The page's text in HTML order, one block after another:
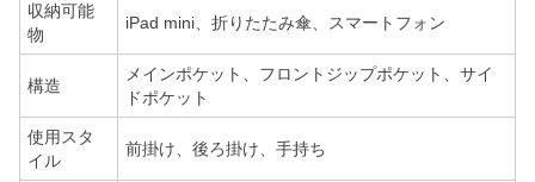
収納可能
物
iPad mini、折りたたみ傘、スマートフォン
構造
メインポケット、フロントジップポケット、サイ
ドポケット
使用スタ
イル
前掛け、後ろ掛け、手持ち